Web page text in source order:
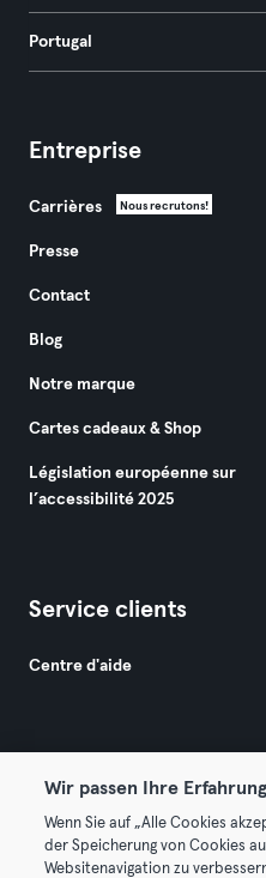
Portugal
Entreprise
Carrières Nous recrutons!
Presse
Contact
Blog
Notre marque
Cartes cadeaux & Shop
Législation européenne sur
l’accessibilité 2025
Service clients
Centre d'aide
© 2026 Urban Sports
Conditions générales
Wir passen Ihre
Wenn Sie auf „Alle Cookies
der Speicherung von Cookies
Websitenavigation zu